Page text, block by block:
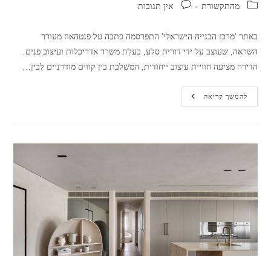
קטגוריה:מהתקשורת תגובות:אין תגובות
באתר 'מרכז הבנייה הישראלי' התפרסמה כתבה על פנטהאוז מעורר
השראה, שעוצב על ידי דורית סלע, בעלת משרד אדריכלות ועיצוב פנים.
הדירה מציעה חוויית עיצוב ייחודית, המשלבת בין קווים מודרניים לבין…
להמשך קריאהעיצוב
מדברי
|
מרכז